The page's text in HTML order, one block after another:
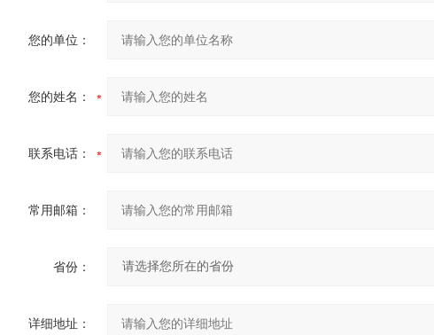
您的单位：
您的姓名：
联系电话：
常用邮箱：
省份：
详细地址：